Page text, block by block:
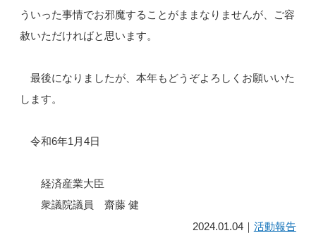
ういった事情でお邪魔することがままなりませんが、ご容
赦いただければと思います。
最後になりましたが、本年もどうぞよろしくお願いいた
します。
令和6年1月4日
経済産業大臣
衆議院議員 齋藤 健
2024.01.04｜ 活動報告